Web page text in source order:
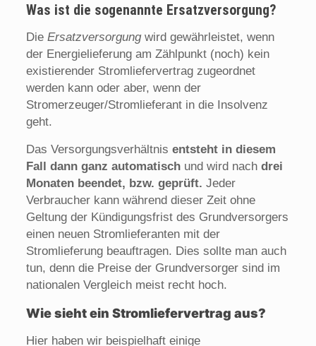
Was ist die sogenannte Ersatzversorgung?
Die Ersatzversorgungwird gewährleistet, wenn
der Energielieferung am Zählpunkt (noch) kein
existierender Stromliefervertrag zugeordnet
werden kann oder aber, wenn der
Stromerzeuger/Stromlieferant in die Insolvenz
geht.
Das Versorgungsverhältnis entsteht in diesem
Fall dann ganz automatischund wird nach drei
Monaten beendet, bzw. geprüft. Jeder
Verbraucher kann während dieser Zeit ohne
Geltung der Kündigungsfrist des Grundversorgers
einen neuen Stromlieferanten mit der
Stromlieferung beauftragen. Dies sollte man auch
tun, denn die Preise der Grundversorger sind im
nationalen Vergleich meist recht hoch.
Wie sieht ein Stromliefervertrag aus?
Hier haben wir beispielhaft einige